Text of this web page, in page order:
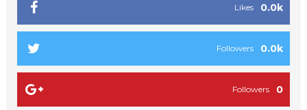
0.0k
Likes
0.0k
Followers
0
Followers